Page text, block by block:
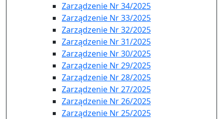
Zarządzenie Nr 34/2025
Zarządzenie Nr 33/2025
Zarządzenie Nr 32/2025
Zarządzenie Nr 31/2025
Zarządzenie Nr 30/2025
Zarządzenie Nr 29/2025
Zarządzenie Nr 28/2025
Zarządzenie Nr 27/2025
Zarządzenie Nr 26/2025
Zarządzenie Nr 25/2025